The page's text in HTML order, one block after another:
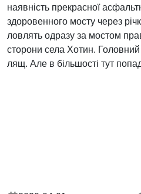
наявність прекрасної
здоровенного мосту через
ловлять одразу за мостом
сторони села Хотин.
лящ. Але в більшості тут